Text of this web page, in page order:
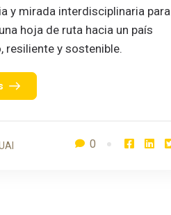
y mirada interdisciplinaria para
hoja de ruta hacia un país
resiliente y sostenible.
0